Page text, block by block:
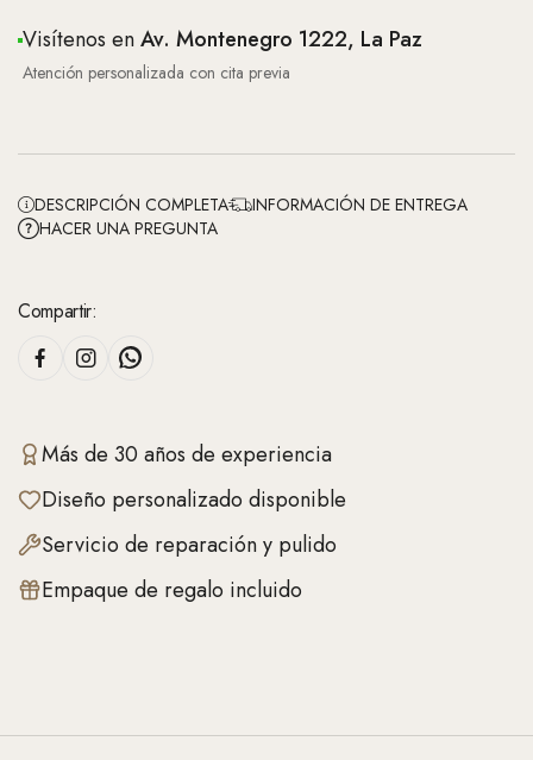
Visítenos enAv. Montenegro 1222, La Paz
Atención personalizada con cita previa
DESCRIPCIÓN COMPLETA
INFORMACIÓN DE ENTREGA
HACER UNA PREGUNTA
Compartir:
Más de 30 años de experiencia
Diseño personalizado disponible
Servicio de reparación y pulido
Empaque de regalo incluido